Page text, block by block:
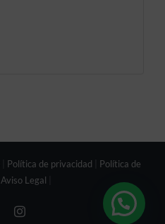
Política de privacidad
Política de
Aviso Legal
FacebookInstagram